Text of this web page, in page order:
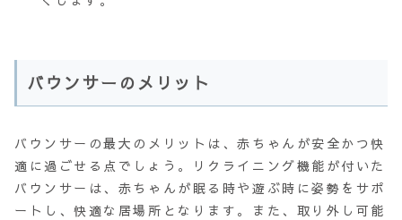
バウンサーのメリット
バウンサーの最大のメリットは、赤ちゃんが安全かつ快
適に過ごせる点でしょう。リクライニング機能が付いた
バウンサーは、赤ちゃんが眠る時や遊ぶ時に姿勢をサポ
ートし、快適な居場所となります。また、取り外し可能